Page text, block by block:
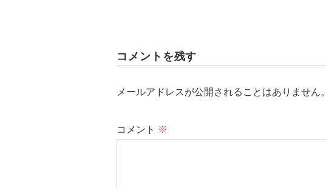
コメントを残す
メールアドレスが公開されることはありません。
コメント ※